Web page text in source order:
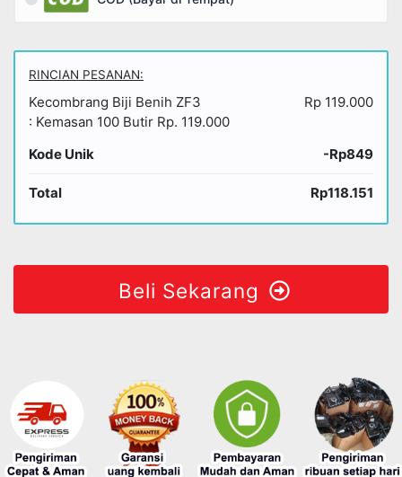
RINCIAN PESANAN:
Kecombrang Biji Benih ZF3
: Kemasan 100 Butir Rp. 119.000
Rp 119.000
Kode Unik -Rp849
Total Rp118.151
Beli Sekarang